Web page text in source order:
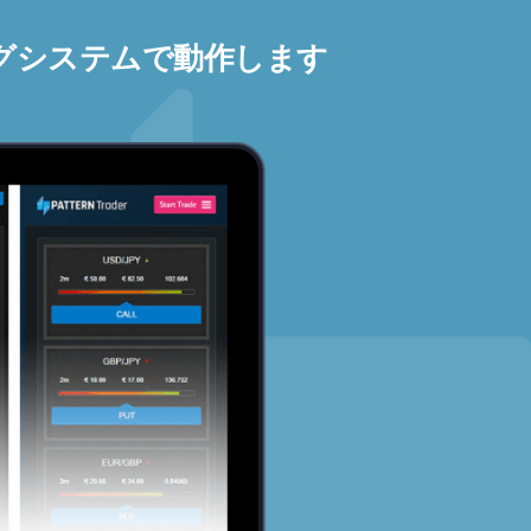
システムで動作します